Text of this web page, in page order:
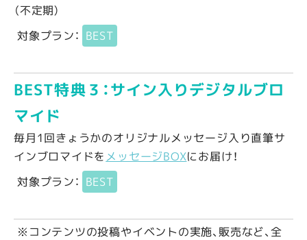
（不定期）
対象プラン： BEST
BEST特典３：サイン入りデジタルブロ
マイド
毎月1回きょうかのオリジナルメッセージ入り直筆サ
インブロマイドを メッセージBOXにお届け！
対象プラン： BEST
※コンテンツの投稿やイベントの実施、販売など、全